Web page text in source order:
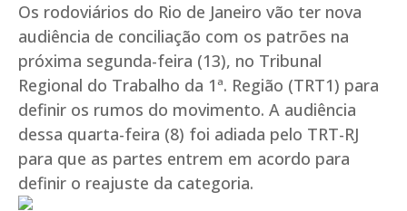
Os rodoviários do Rio de Janeiro vão ter nova
audiência de conciliação com os patrões na
próxima segunda-feira (13), no Tribunal
Regional do Trabalho da 1ª. Região (TRT1) para
definir os rumos do movimento. A audiência
dessa quarta-feira (8) foi adiada pelo TRT-RJ
para que as partes entrem em acordo para
definir o reajuste da categoria.